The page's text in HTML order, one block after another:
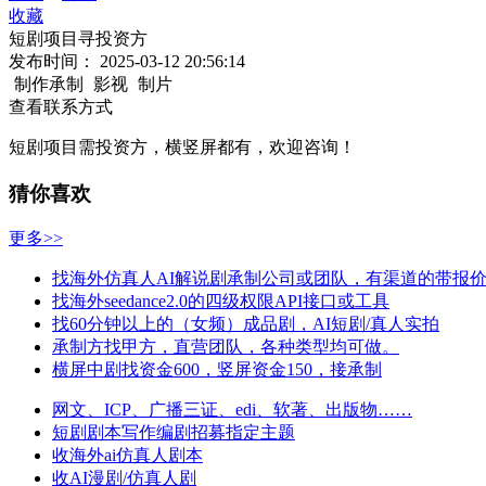
收藏
短剧项目寻投资方
发布时间：
2025-03-12 20:56:14
制作承制
影视 制片
查看联系方式
短剧项目需投资方，横竖屏都有，欢迎咨询！
猜你喜欢
更多>>
找海外仿真人AI解说剧承制公司或团队，有渠道的带报
找海外seedance2.0的四级权限API接口或工具
找60分钟以上的（女频）成品剧，AI短剧/真人实拍
承制方找甲方，直营团队，各种类型均可做。
横屏中剧找资金600，竖屏资金150，接承制
网文、ICP、广播三证、edi、软著、出版物……
短剧剧本写作编剧招募指定主题
收海外ai仿真人剧本
收AI漫剧/仿真人剧